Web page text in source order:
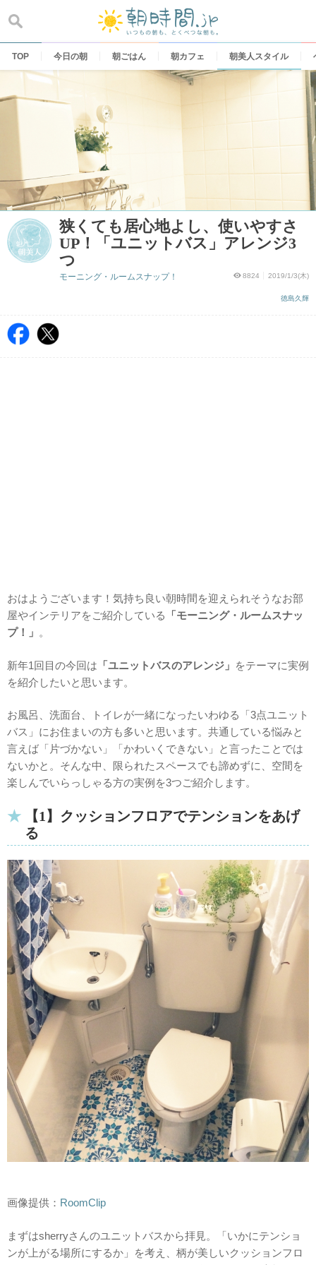
content
TOP 今日の朝 朝ごはん 朝カフェ 朝美人スタイル
狭くても居心地よし、使いやすさ
UP！「ユニットバス」アレンジ3
つ
8824 2019/1/3(木)
徳島久輝
モーニング・ルームスナップ！
おはようございます！気持ち良い朝時間を迎えられそうなお部
屋やインテリアをご紹介している
「モーニング・ルームスナッ
プ！」 。
新年1回目の今回は 「ユニットバスのアレンジ」 をテーマに実例
を紹介したいと思います。
お風呂、洗面台、トイレが一緒になったいわゆる「3点ユニット
バス」にお住まいの方も多いと思います。共通している悩みと
言えば「片づかない」「かわいくできない」と言ったことでは
ないかと。そんな中、限られたスペースでも諦めずに、空間を
楽しんでいらっしゃる方の実例を3つご紹介します。
【1】クッションフロアでテンションをあげ
る
画像提供： RoomClip
まずはsherryさんのユニットバスから拝見。「いかにテンショ
ンが上がる場所にするか」を考え、柄が美しいクッションフロ